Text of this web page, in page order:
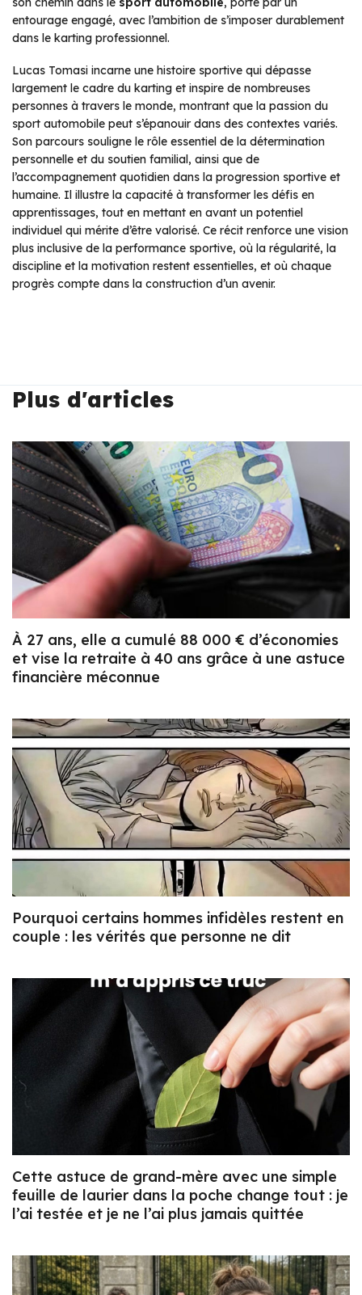
entourage engagé, avec l’ambition de s’imposer durablement
dans le karting professionnel.
Lucas Tomasi incarne une histoire sportive qui dépasse
largement le cadre du karting et inspire de nombreuses
personnes à travers le monde, montrant que la passion du
sport automobile peut s’épanouir dans des contextes variés.
Son parcours souligne le rôle essentiel de la détermination
personnelle et du soutien familial, ainsi que de
l’accompagnement quotidien dans la progression sportive et
humaine. Il illustre la capacité à transformer les défis en
apprentissages, tout en mettant en avant un potentiel
individuel qui mérite d’être valorisé. Ce récit renforce une vision
plus inclusive de la performance sportive, où la régularité, la
discipline et la motivation restent essentielles, et où chaque
progrès compte dans la construction d’un avenir.
Plus d'articles
À 27 ans, elle a cumulé 88 000 € d’économies
et vise la retraite à 40 ans grâce à une astuce
financière méconnue
Pourquoi certains hommes infidèles restent en
couple : les vérités que personne ne dit
Cette astuce de grand-mère avec une simple
feuille de laurier dans la poche change tout : je
l’ai testée et je ne l’ai plus jamais quittée